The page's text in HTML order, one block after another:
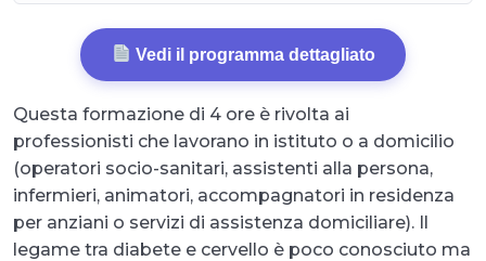
Vedi il programma dettagliato
Questa formazione di 4 ore è rivolta ai
professionisti che lavorano in istituto o a domicilio
(operatori socio-sanitari, assistenti alla persona,
infermieri, animatori, accompagnatori in residenza
per anziani o servizi di assistenza domiciliare). Il
legame tra diabete e cervello è poco conosciuto ma